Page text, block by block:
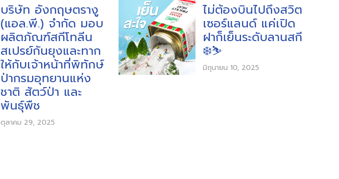
บริษัท อังกฤษตรางู
(แอล.พี.) จำกัด มอบ
ผลิตภัณฑ์สกีโทลีน
สเปรย์กันยุงและทาก
ให้กับเจ้าหน้าที่พิทักษ์
ป่ากรมอุทยานแห่ง
ชาติ สัตว์ป่า และ
พันธุ์พืช
ตุลาคม 29, 2025
ไม่ต้องบินไปถึงสวิต
เซอร์แลนด์ แค่เปิด
ฝาก็เย็นระดับลานสกี
❄️⛷️
มิถุนายน 10, 2025